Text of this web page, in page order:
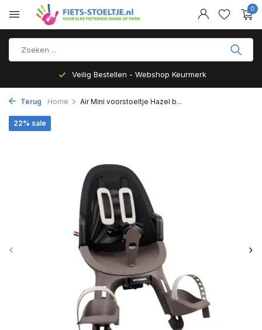
0
Veilig Bestellen - Webshop Keurmerk
Terug Home Air Mini voorstoeltje Hazel b...
22% sale